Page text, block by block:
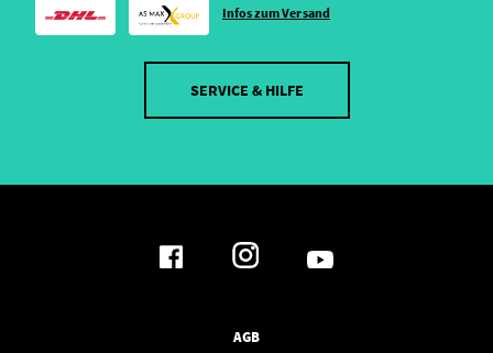
Infos zum Versand
SERVICE & HILFE
AGB